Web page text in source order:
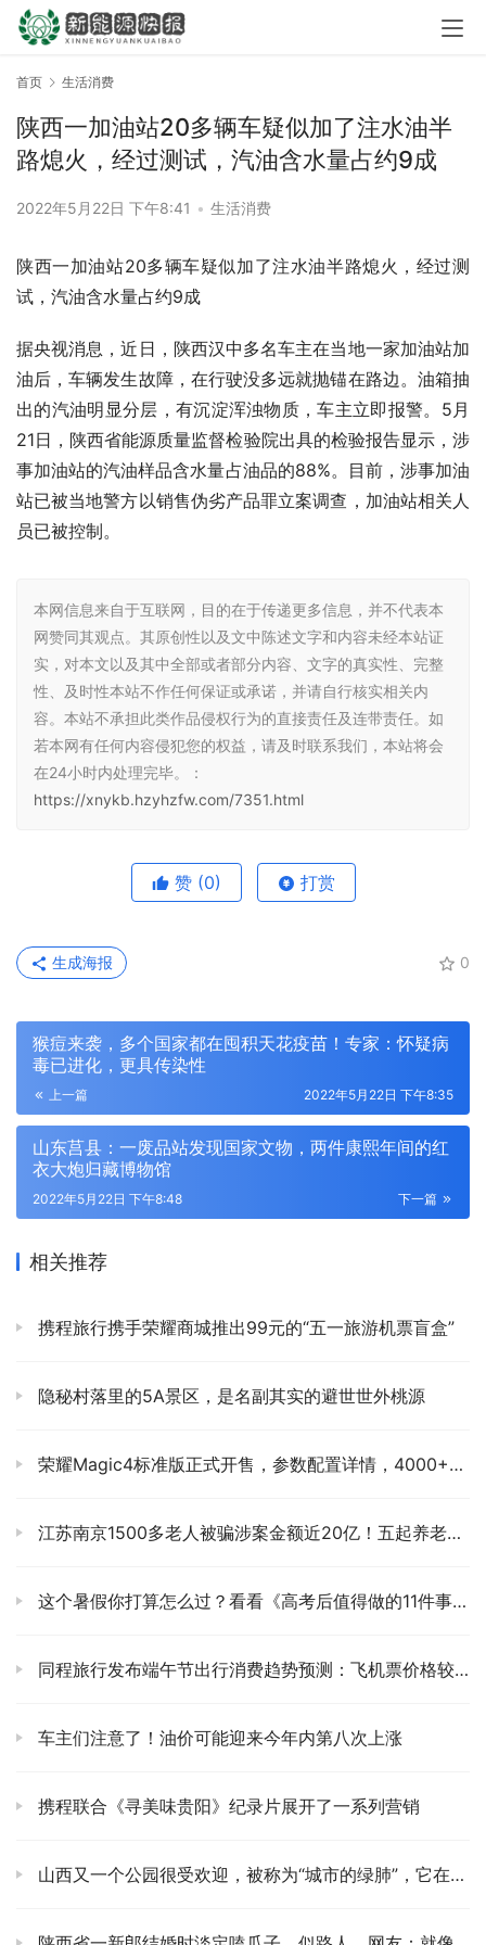
首页 生活消费
陕西一加油站20多辆车疑似加了注水油半
路熄火，经过测试，汽油含水量占约9成
2022年5月22日 下午8:41 • 生活消费
陕西一加油站20多辆车疑似加了注水油半路熄火，经过测
试，汽油含水量占约9成
据央视消息，近日，陕西汉中多名车主在当地一家加油站加
油后，车辆发生故障，在行驶没多远就抛锚在路边。油箱抽
出的汽油明显分层，有沉淀浑浊物质，车主立即报警。5月
21日，陕西省能源质量监督检验院出具的检验报告显示，涉
事加油站的汽油样品含水量占油品的88%。目前，涉事加油
站已被当地警方以销售伪劣产品罪立案调查，加油站相关人
员已被控制。
本网信息来自于互联网，目的在于传递更多信息，并不代表本
网赞同其观点。其原创性以及文中陈述文字和内容未经本站证
实，对本文以及其中全部或者部分内容、文字的真实性、完整
性、及时性本站不作任何保证或承诺，并请自行核实相关内
容。本站不承担此类作品侵权行为的直接责任及连带责任。如
若本网有任何内容侵犯您的权益，请及时联系我们，本站将会
在24小时内处理完毕。：
https://xnykb.hzyhzfw.com/7351.html
赞 (0) 打赏
0
生成海报
猴痘来袭，多个国家都在囤积天花疫苗！专家：怀疑病
毒已进化，更具传染性
上一篇 2022年5月22日 下午8:35
山东莒县：一废品站发现国家文物，两件康熙年间的红
衣大炮归藏博物馆
下一篇
2022年5月22日 下午8:48
相关推荐
携程旅行携手荣耀商城推出99元的“五一旅游机票盲盒”
隐秘村落里的5A景区，是名副其实的避世世外桃源
荣耀Magic4标准版正式开售，参数配置详情，4000+值得买吗
江苏南京1500多老人被骗涉案金额近20亿！五起养老金欺诈案宣判
这个暑假你打算怎么过？看看《高考后值得做的11件事》也行会你有帮助
同程旅行发布端午节出行消费趋势预测：飞机票价格较比五一上涨近3成
车主们注意了！油价可能迎来今年内第八次上涨
携程联合《寻美味贵阳》纪录片展开了一系列营销
山西又一个公园很受欢迎，被称为“城市的绿肺”，它在市中心是免费开放的